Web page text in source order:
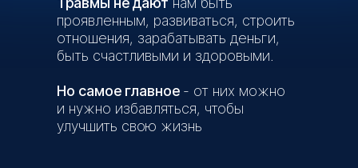
проявленным, развиваться, строить
отношения, зарабатывать деньги,
быть счастливыми и здоровыми.
Но самое главное - от них можно
и нужно избавляться, чтобы
улучшить свою жизнь
Если я живу не в
России